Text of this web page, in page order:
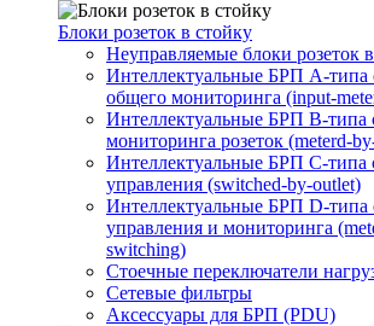
Блоки розеток в стойку
Неуправляемые блоки розеток
Интеллектуальные БРП А-типа
общего мониторинга (input-
Интеллектуальные БРП B-типа
мониторинга розеток (meterd-
Интеллектуальные БРП C-типа
управления (switched-by-outlet)
Интеллектуальные БРП D-типа
управления и мониторинга
switching)
Стоечные переключатели
Сетевые фильтры
Аксессуары для БРП (PDU)